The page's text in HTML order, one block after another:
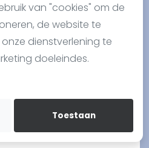
van "cookies" om de
de website te
dienstverlening te
doeleindes.
Toestaan
als gevolg van
in Rijswijk op La Playa
aan beginnende,
spelers. Als